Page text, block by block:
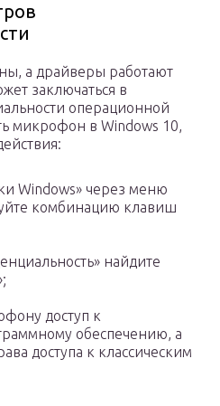
а драйверы работают
заключаться в
операционной
микрофон в Windows 10,
Windows» через меню
комбинацию клавиш
найдите
доступ к
обеспечению, а
доступа к классическим